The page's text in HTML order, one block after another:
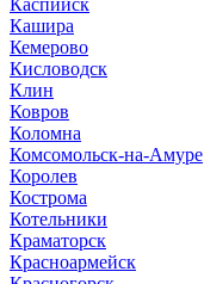
Кашира
Кемерово
Кисловодск
Клин
Ковров
Коломна
Комсомольск-на-Амуре
Королев
Кострома
Котельники
Краматорск
Красноармейск